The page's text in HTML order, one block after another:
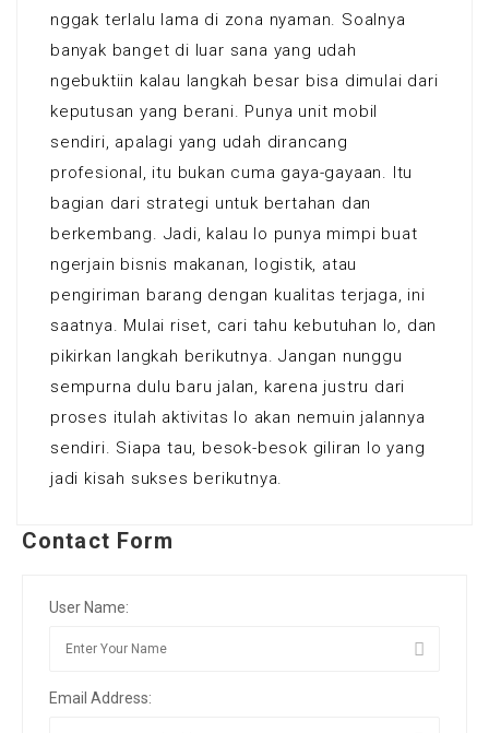
nggak terlalu lama di zona nyaman. Soalnya
banyak banget di luar sana yang udah
ngebuktiin kalau langkah besar bisa dimulai dari
keputusan yang berani. Punya unit mobil
sendiri, apalagi yang udah dirancang
profesional, itu bukan cuma gaya-gayaan. Itu
bagian dari strategi untuk bertahan dan
berkembang. Jadi, kalau lo punya mimpi buat
ngerjain bisnis makanan, logistik, atau
pengiriman barang dengan kualitas terjaga, ini
saatnya. Mulai riset, cari tahu kebutuhan lo, dan
pikirkan langkah berikutnya. Jangan nunggu
sempurna dulu baru jalan, karena justru dari
proses itulah aktivitas lo akan nemuin jalannya
sendiri. Siapa tau, besok-besok giliran lo yang
jadi kisah sukses berikutnya.
Contact Form
User Name:
Email Address: